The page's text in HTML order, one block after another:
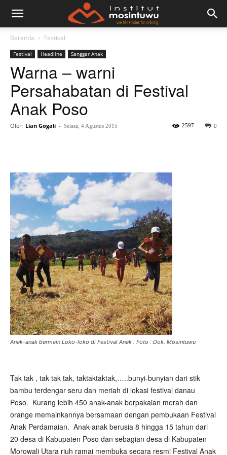
Beranda Festival
Festival Headline Sanggar Anak
Warna – warni
Persahabatan di Festival
Anak Poso
Oleh Lian Gogali - Selasa, 4 Agustus 2015 0
2597
Anak-anak bermain Loko-loko di Festival Anak . Foto : Dok. Mosintuwu
Tak tak , tak tak tak, taktaktaktak,…..bunyi-bunyian dari stik
bambu terdengar seru dan meriah di lokasi festival danau
Poso. Kurang lebih 450 anak-anak berpakaian merah dan
orange memainkannya bersamaan dengan pembukaan Festival
Anak Perdamaian. Anak-anak berusia 8 hingga 15 tahun dari
20 desa di Kabupaten Poso dan sebagian desa di Kabupaten
Morowali Utara riuh ramai membuka secara resmi Festival Anak